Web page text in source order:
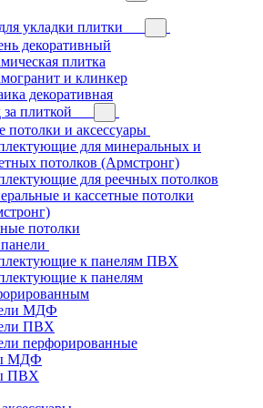
укладки плитки
декоративный
плитка
и клинкер
декоративная
за плиткой
потолки и аксессуары
для минеральных и
потолков (Армстронг)
для реечных потолков
и кассетные потолки
потолки
к панелям ПВХ
к панелям
МДФ
ПВХ
перфорированные
МДФ
ПВХ